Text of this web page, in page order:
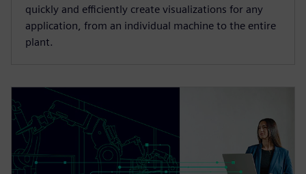
quickly and efficiently create visualizations for any
application, from an individual machine to the entire
plant.